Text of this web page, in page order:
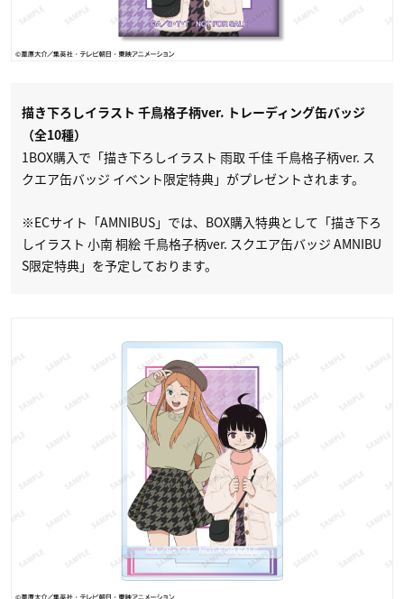
描き下ろしイラスト 千鳥格子柄ver. トレーディング缶バッジ
（全10種）
1BOX購入で「描き下ろしイラスト 雨取 千佳 千鳥格子柄ver. ス
クエア缶バッジ イベント限定特典」がプレゼントされます。
※ECサイト「AMNIBUS」では、BOX購入特典として「描き下ろ
しイラスト 小南 桐絵 千鳥格子柄ver. スクエア缶バッジ AMNIBU
S限定特典」を予定しております。